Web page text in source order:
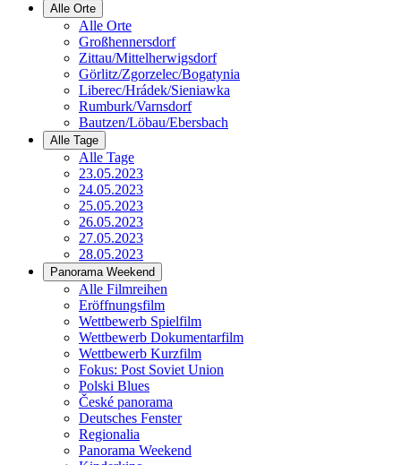
Alle Orte
Alle Orte
Großhennersdorf
Zittau/Mittelherwigsdorf
Görlitz/Zgorzelec/Bogatynia
Liberec/Hrádek/Sieniawka
Rumburk/Varnsdorf
Bautzen/Löbau/Ebersbach
Alle Tage
Alle Tage
23.05.2023
24.05.2023
25.05.2023
26.05.2023
27.05.2023
28.05.2023
Panorama Weekend
Alle Filmreihen
Eröffnungsfilm
Wettbewerb Spielfilm
Wettbewerb Dokumentarfilm
Wettbewerb Kurzfilm
Fokus: Post Soviet Union
Polski Blues
České panorama
Deutsches Fenster
Regionalia
Panorama Weekend